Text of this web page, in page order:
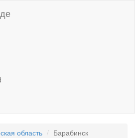
область Барабинск